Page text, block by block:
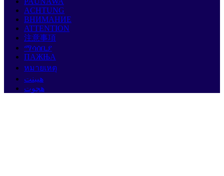
ACHTUNG
ВНИМАНИЕ
ATTENTION
注意事項
ማሳሰቢያ
ПАЖЊА
หมายเหตุ
هيبنت
هجوت